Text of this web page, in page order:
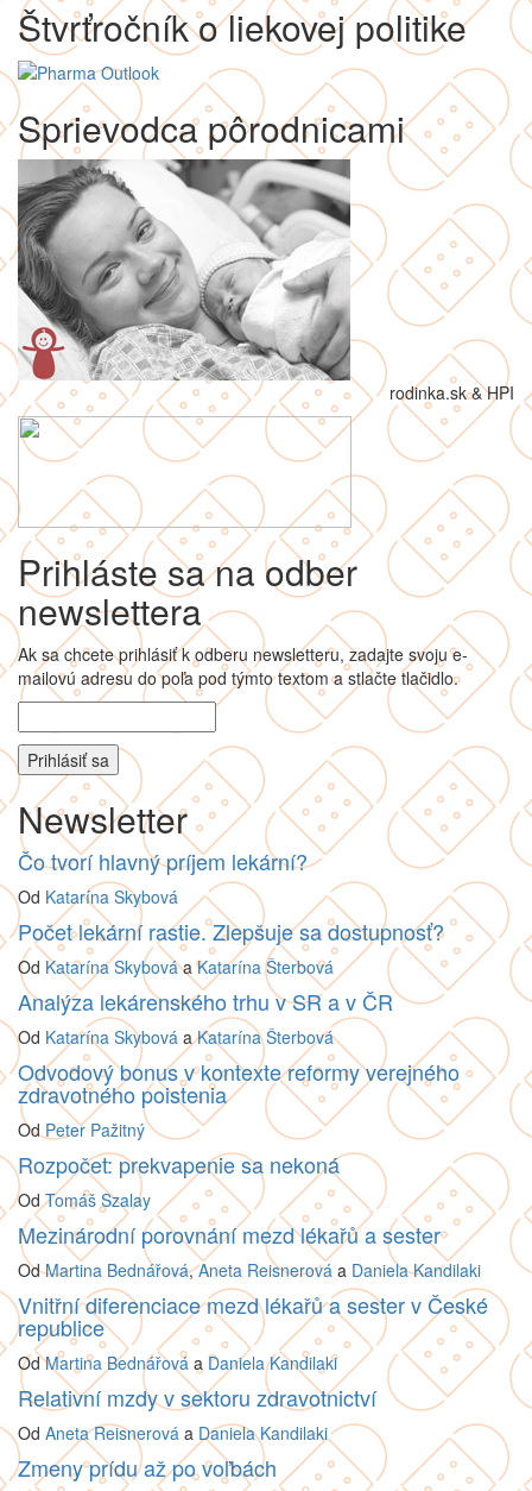
Štvrťročník o liekovej politike
Sprievodca pôrodnicami
rodinka.sk & HPI
Prihláste sa na odber
newslettera
Ak sa chcete prihlásiť k odberu newsletteru, zadajte svoju e-
mailovú adresu do poľa pod týmto textom a stlačte tlačidlo.
Newsletter
Čo tvorí hlavný príjem lekární?
Od Katarína Skybová
Počet lekární rastie. Zlepšuje sa dostupnosť?
Od Katarína SkybováaKatarína Šterbová
Analýza lekárenského trhu v SR a v ČR
Od Katarína Skybová aKatarína Šterbová
Odvodový bonus v kontexte reformy verejného
zdravotného poistenia
OdPeter Pažitný
Rozpočet: prekvapenie sa nekoná
OdTomáš Szalay
Mezinárodní porovnání mezd lékařů a sester
OdMartina Bednářová,Aneta Reisnerová a Daniela Kandilaki
Vnitřní diferenciace mezd lékařů a sester v České
republice
OdMartina Bednářová a Daniela Kandilaki
Relativní mzdy v sektoru zdravotnictví
Od Aneta Reisnerová a Daniela Kandilaki
Zmeny prídu až po voľbách